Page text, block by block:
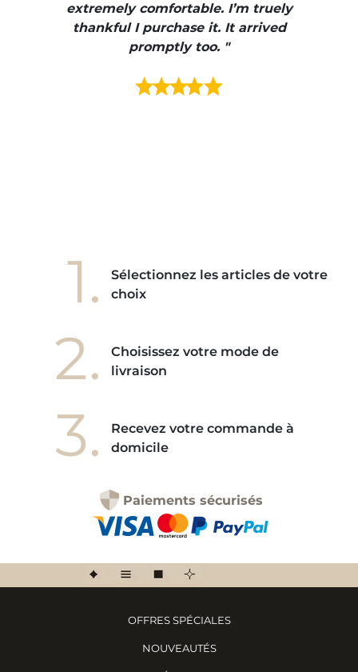
extremely comfortable. I’m truely
thankful I purchase it. It arrived
promptly too. "
1.
Sélectionnez les articles de votre
choix
2.
Choisissez votre mode de
livraison
3.
Recevez votre commande à
domicile
Paiements sécurisés
OFFRES SPÉCIALES
NOUVEAUTÉS